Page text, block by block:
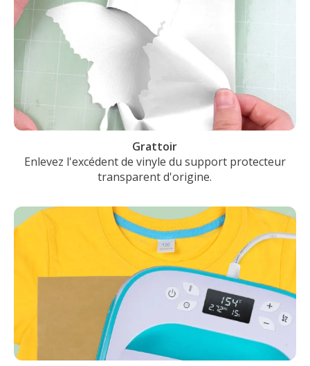
Grattoir
Enlevez l'excédent de vinyle du support protecteur
transparent d'origine.